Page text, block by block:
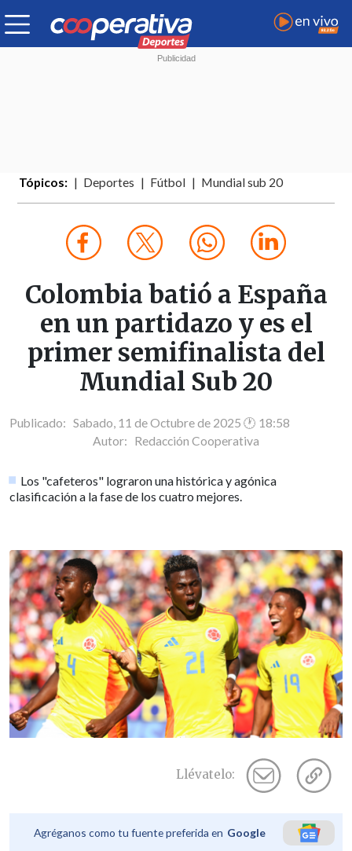
Tópicos: Deportes Fútbol Mundial sub 20
Colombia batió a España
en un partidazo y es el
primer semifinalista del
Mundial Sub 20
Publicado: Sabado, 11 de Octubre de 2025 🕐 18:58
Autor: Redacción Cooperativa
Los "cafeteros" lograron una histórica y agónica
clasificación a la fase de los cuatro mejores.
Llévatelo:
Agréganos como tu fuente preferida en Google